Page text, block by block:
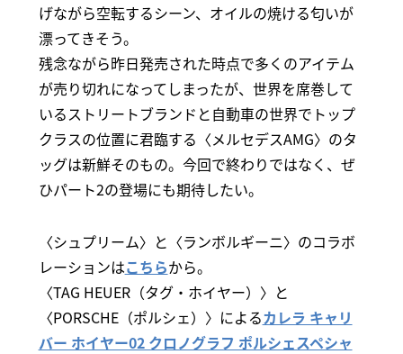
げながら空転するシーン、オイルの焼ける匂いが
漂ってきそう。
残念ながら昨日発売された時点で多くのアイテム
が売り切れになってしまったが、世界を席巻して
いるストリートブランドと自動車の世界でトップ
クラスの位置に君臨する〈メルセデスAMG〉のタ
ッグは新鮮そのもの。今回で終わりではなく、ぜ
ひパート2の登場にも期待したい。
〈シュプリーム〉と〈ランボルギーニ〉のコラボ
レーションはこちらから。
〈TAG HEUER（タグ・ホイヤー）〉と
〈PORSCHE（ポルシェ）〉によるカレラ キャリ
バー ホイヤー02 クロノグラフ ポルシェスペシャ